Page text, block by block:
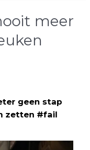
meer
geen stap
zetten #fail